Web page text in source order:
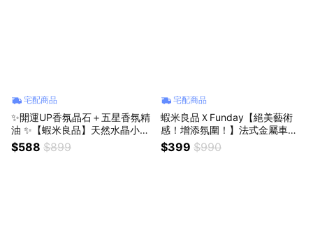
宅配商品
✨開運UP香氛晶石＋五星香氛精
油 ✨【蝦米良品】天然水晶小豆
丁 招財開運小禮物 辦公室小物
生日禮物 七夕情人禮物 聖誕節
$588 $899
宅配商品
蝦米良品ＸFunday【絕美藝術
感！增添氛圍！】法式金屬車用
香氛禮盒 車用擴香 香薰精油 生
日/聖誕節交換禮物 送禮贈品
$399 $990